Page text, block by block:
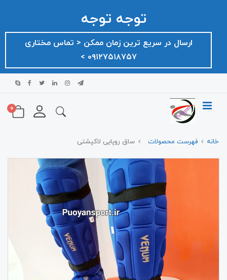
توجه توجه
ارسال در سریع ترین زمان ممکن ‌< تماس مختاری
۰۹۱۲۷۵۱۸۷۵۷ >
0
خانه فهرست محصولات ساق روپایی لاکپشتی